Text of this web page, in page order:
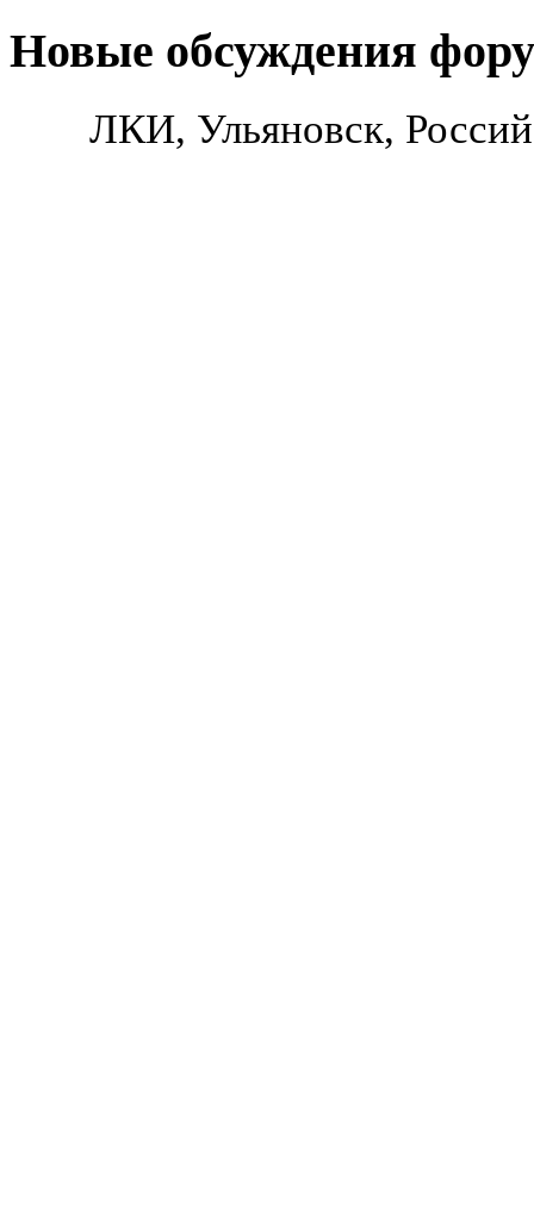
Новые обсуждения
ЛКИ, Ульяновск,